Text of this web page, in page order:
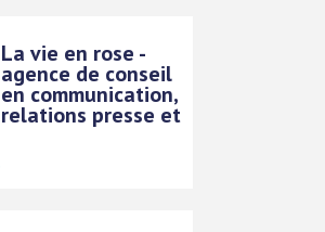
La vie en rose -
agence de conseil
en communication,
relations presse et